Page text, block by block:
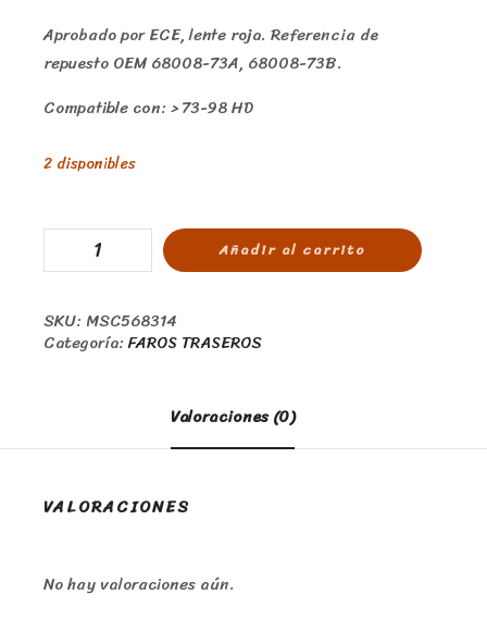
Aprobado por ECE, lente roja. Referencia de
repuesto OEM 68008-73A, 68008-73B.
Compatible con: > 73-98 HD
2 disponibles
Añadir al carrito
SKU: MSC568314
Categoría:FAROS TRASEROS
Valoraciones (0)
VALORACIONES
No hay valoraciones aún.